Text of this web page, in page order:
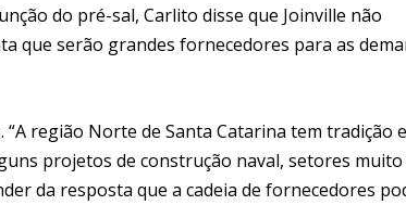
do pré-sal, Carlito disse que Joinville não
que serão grandes fornecedores para as
região Norte de Santa Catarina tem tradição
projetos de construção naval, setores muito
da resposta que a cadeia de fornecedores